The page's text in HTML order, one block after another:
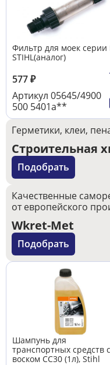
Фильтр для моек серии
STIHL(аналог)
577₽
Артикул 05645/4900
500 5401а**
Герметики, клеи,
Строительная
Подобрать
Качественные
от европейского
Wkret-Met
Подобрать
Шампунь для
транспортных средств с
воском СС30 (1л), Stihl